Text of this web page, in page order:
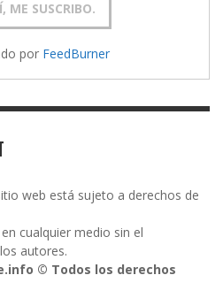
por FeedBurner
web está sujeto a derechos de
cualquier medio sin el
autores.
© Todos los derechos